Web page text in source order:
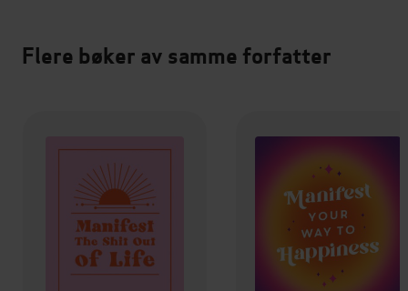
Flere bøker av samme forfatter